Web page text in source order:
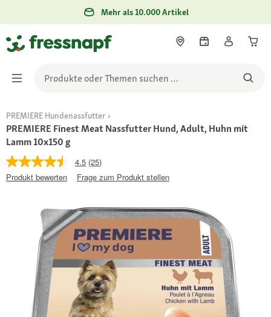
Mehr als 10.000 Artikel
PREMIERE Hundenassfutter
PREMIERE Finest Meat Nassfutter Hund, Adult, Huhn mit
Lamm 10x150 g
4.5 (25)
Produkt bewerten
Frage zum Produkt stellen